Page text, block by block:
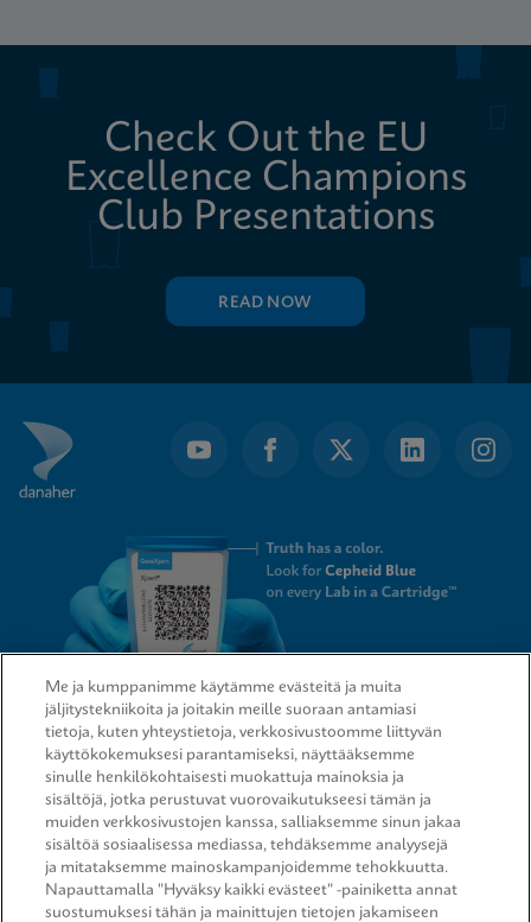
Check Out the EU
Excellence Champions
Club Presentations
READ NOW
QUICK LINKS
LEGAL
Me ja kumppanimme käytämme evästeitä ja muita
jäljitystekniikoita ja joitakin meille suoraan antamiasi
tietoja, kuten yhteystietoja, verkkosivustoomme liittyvän
käyttökokemuksesi parantamiseksi, näyttääksemme
sinulle henkilökohtaisesti muokattuja mainoksia ja
sisältöjä, jotka perustuvat vuorovaikutukseesi tämän ja
muiden verkkosivustojen kanssa, salliaksemme sinun jakaa
sisältöä sosiaalisessa mediassa, tehdäksemme analyysejä
ja mitataksemme mainoskampanjoidemme tehokkuutta.
Napauttamalla "Hyväksy kaikki evästeet" -painiketta annat
suostumuksesi tähän ja mainittujen tietojen jakamiseen